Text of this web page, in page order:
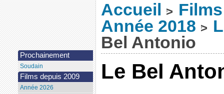
Accueil >
Année 2018 >
Bel Antonio
Le Bel
Prochainement
Soudain
Films depuis 2009
Année 2026